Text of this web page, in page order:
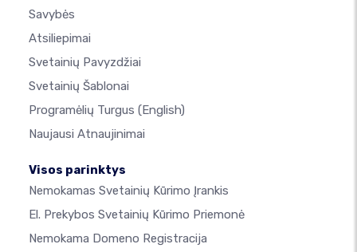
Savybės
Atsiliepimai
Svetainių Pavyzdžiai
Svetainių Šablonai
Programėlių Turgus (English)
Naujausi Atnaujinimai
Visos parinktys
Nemokamas Svetainių Kūrimo Įrankis
El. Prekybos Svetainių Kūrimo Priemonė
Nemokama Domeno Registracija